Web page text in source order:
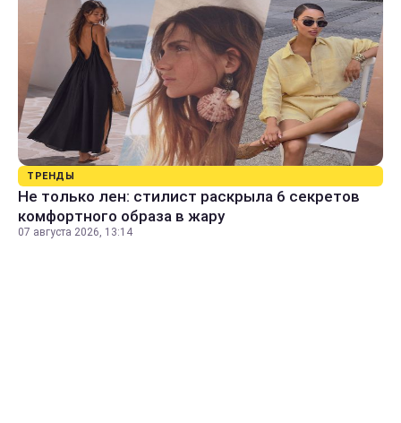
ТРЕНДЫ
Не только лен: стилист раскрыла 6 секретов
комфортного образа в жару
07 августа 2026, 13:14